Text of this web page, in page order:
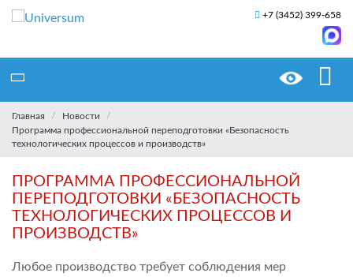
+7 (3452) 399-658
Главная
Новости
Программа профессиональной переподготовки «Безопасность
технологических процессов и производств»
ПРОГРАММА ПРОФЕССИОНАЛЬНОЙ
ПЕРЕПОДГОТОВКИ «БЕЗОПАСНОСТЬ
ТЕХНОЛОГИЧЕСКИХ ПРОЦЕССОВ И
ПРОИЗВОДСТВ»
Любое производство требует соблюдения мер